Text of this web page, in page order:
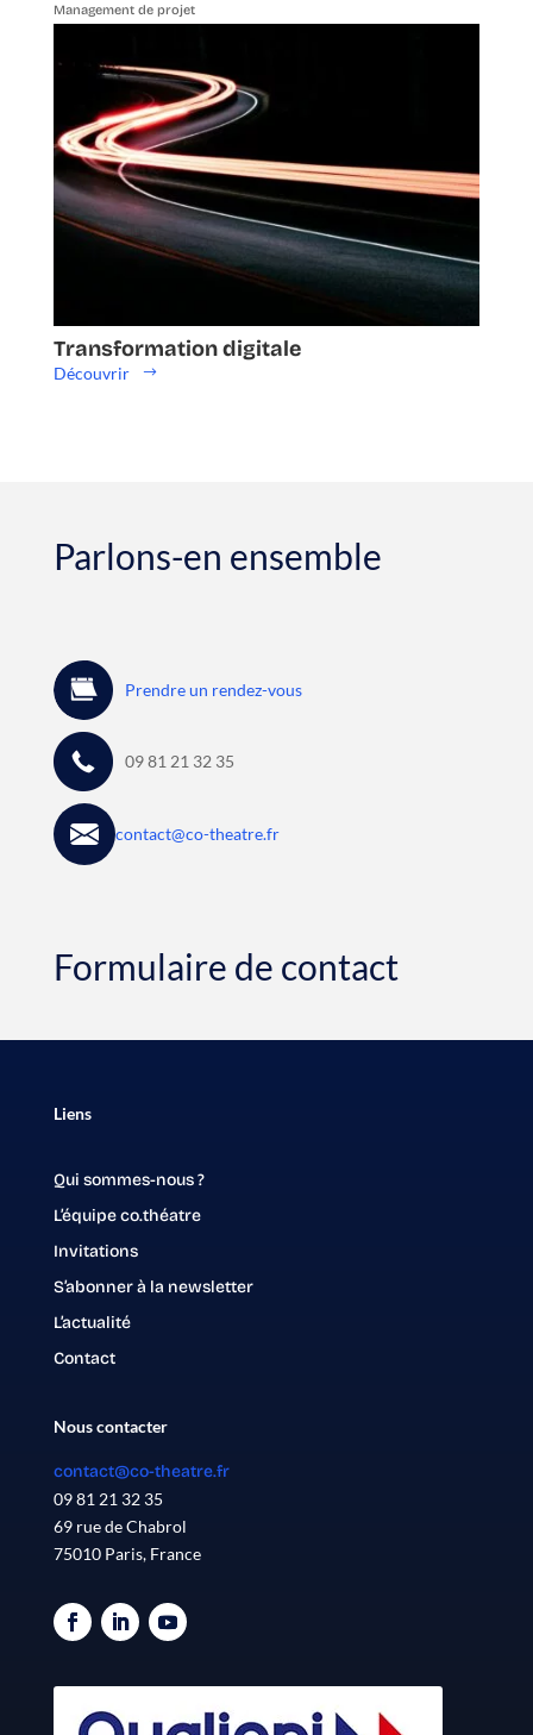
Transformation digitale
Management de projet
Découvrir
Parlons-en ensemble
Prendre un rendez-vous
09 81 21 32 35
contact@co-theatre.fr
Formulaire de contact
Liens
Qui sommes-nous ?
L’équipe co.théatre
Invitations
S’abonner à la newsletter
L’actualité
Contact
Nous contacter
contact@co-theatre.fr
09 81 21 32 35
69 rue de Chabrol
75010 Paris, France